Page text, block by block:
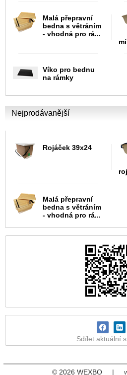
Malá přepravní
bedna s větráním
- vhodná pro rá...
Víko pro bednu
na rámky
Nejprodávanější
Rojáček 39x24
Malá přepravní
bedna s větráním
- vhodná pro rá...
Sdílet aktuální
© 2026 WEXBO |